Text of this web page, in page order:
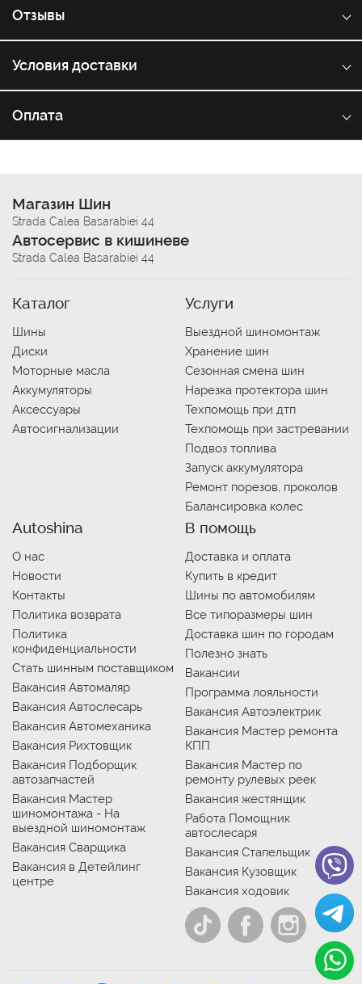
Отзывы
Условия доставки
Оплата
Магазин Шин
Strada Calea Basarabiei 44
Автосервис в кишиневе
Strada Calea Basarabiei 44
Каталог
Шины
Диски
Моторные масла
Аккумуляторы
Аксессуары
Автосигнализации
Услуги
Выездной шиномонтаж
Хранение шин
Сезонная смена шин
Нарезка протектора шин
Техпомощь при дтп
Техпомощь при застревании
Подвоз топлива
Запуск аккумулятора
Ремонт порезов, проколов
Балансировка колес
Autoshina
О нас
Новости
Контакты
Политика возврата
Политика
конфиденциальности
Стать шинным поставщиком
Вакансия Автомаляр
Вакансия Автослесарь
Вакансия Автомеханика
Вакансия Рихтовщик
Вакансия Подборщик
автозапчастей
Вакансия Мастер
шиномонтажа - На
выездной шиномонтаж
Вакансия Сварщика
Вакансия в Детейлинг
центре
В помощь
Доставка и оплата
Купить в кредит
Шины по автомобилям
Все типоразмеры шин
Доставка шин по городам
Полезно знать
Вакансии
Программа лояльности
Вакансия Автоэлектрик
Вакансия Мастер ремонта
КПП
Вакансия Мастер по
ремонту рулевых реек
Вакансия жестянщик
Работа Помощник
автослесаря
Вакансия Стапельщик
Вакансия Кузовщик
Вакансия ходовик